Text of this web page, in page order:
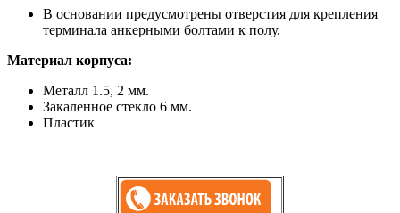
В основании предусмотрены отверстия для крепления
терминала анкерными болтами к полу.
Материал корпуса:
Металл 1.5, 2 мм.
Закаленное стекло 6 мм.
Пластик